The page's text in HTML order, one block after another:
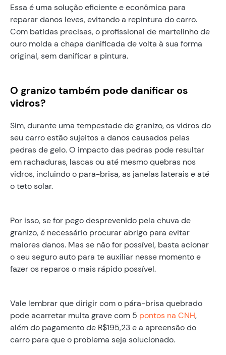
Essa é uma solução eficiente e econômica para
reparar danos leves, evitando a repintura do carro.
Com batidas precisas, o profissional de martelinho de
ouro molda a chapa danificada de volta à sua forma
original, sem danificar a pintura.
O granizo também pode danificar os
vidros?
Sim, durante uma tempestade de granizo, os vidros do
seu carro estão sujeitos a danos causados pelas
pedras de gelo. O impacto das pedras pode resultar
em rachaduras, lascas ou até mesmo quebras nos
vidros, incluindo o para-brisa, as janelas laterais e até
o teto solar.
Por isso, se for pego desprevenido pela chuva de
granizo, é necessário procurar abrigo para evitar
maiores danos. Mas se não for possível, basta acionar
o seu seguro auto para te auxiliar nesse momento e
fazer os reparos o mais rápido possível.
Vale lembrar que dirigir com o pára-brisa quebrado
pode acarretar multa grave com 5 pontos na CNH,
além do pagamento de R$195,23 e a apreensão do
carro para que o problema seja solucionado.